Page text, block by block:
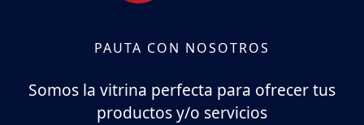
PAUTA CON NOSOTROS
Somos la vitrina perfecta para ofrecer tus
productos y/o servicios